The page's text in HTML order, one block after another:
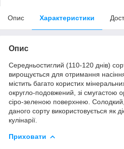
Опис Характеристики
Опис
Середньостиглий (110-120 днів)
вирощується для отримання
містить багато користих
округло-подовжений, зі смугастою
сіро-зеленою поверхнею.
даного сорту використовується як
кулінарії.
Приховати